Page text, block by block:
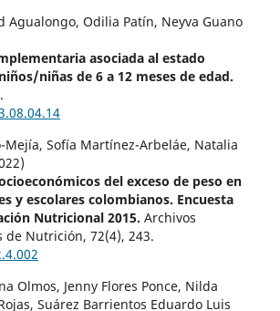
Agualongo, Odilia Patín, Neyva Guano
asociada al estado
niñas de 6 a 12 meses de edad.
Mejía, Sofía Martínez-Arbeláe, Natalia
del exceso de peso en
y escolares colombianos. Encuesta
Nutricional 2015. Archivos
de Nutrición, 72(4), 243.
Olmos, Jenny Flores Ponce, Nilda
Suárez Barrientos Eduardo Luis